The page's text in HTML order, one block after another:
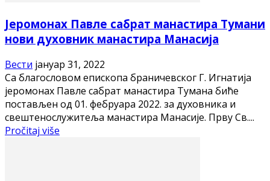
Jеромонах Павле сабрат манастира Тумани
нови духовник манастира Манасија
Вести јануар 31, 2022
Са благословом епископа браничевског Г. Игнатија
јеромонах Павле сабрат манастира Тумана биће
постављен од 01. фебруара 2022. за духовника и
свештенослужитеља манастира Манасије. Прву Св....
Pročitaj više